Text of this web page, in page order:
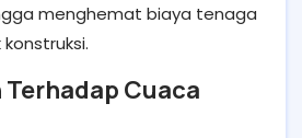
menghemat biaya tenaga
Cuaca